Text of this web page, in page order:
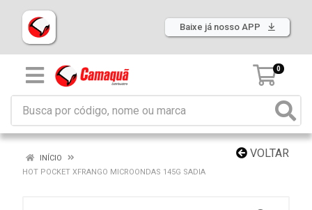
Baixe já nosso APP
0
VOLTAR
INÍCIO
HOT POCKET XFRANGO MICROONDAS 145G SADIA